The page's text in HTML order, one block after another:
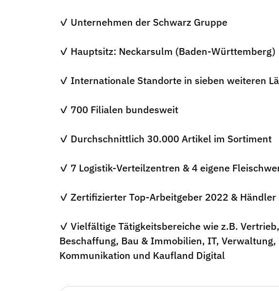
✓ Unternehmen der Schwarz Gruppe
✓ Hauptsitz: Neckarsulm (Baden-Württemberg)
✓ Internationale Standorte in sieben weiteren
✓ 700 Filialen bundesweit
✓ Durchschnittlich 30.000 Artikel im Sortiment
✓ 7 Logistik-Verteilzentren & 4 eigene
✓ Zertifizierter Top-Arbeitgeber 2022 &
✓ Vielfältige Tätigkeitsbereiche wie z.B.
Beschaffung, Bau & Immobilien, IT,
Kommunikation und Kaufland Digital